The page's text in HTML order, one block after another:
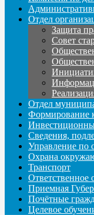
Отдел
Защита
Совет
Отдел
Формирование
Сведения,
Управление по
Охрана
Транспорт
Приемная
Почётные
Целевое